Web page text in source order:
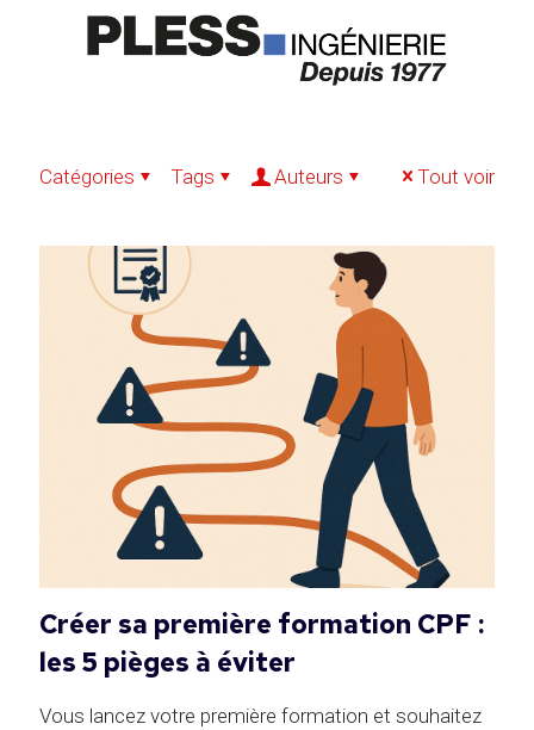
Catégories Tags Auteurs Tout voir
Créer sa première formation CPF :
les 5 pièges à éviter
Vous lancez votre première formation et souhaitez